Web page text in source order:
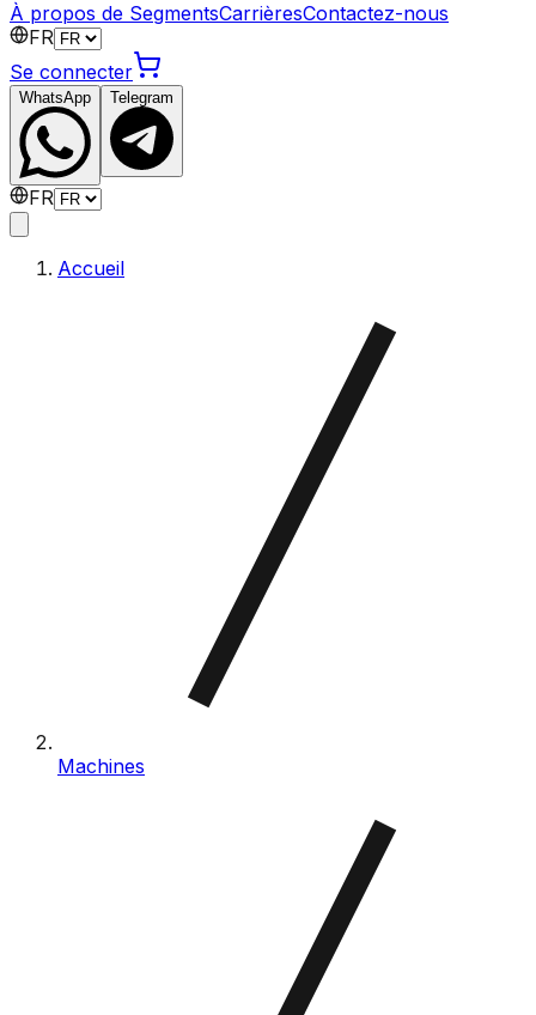
À propos de SegmentsCarrièresContactez-nous
FR
Se connecter
WhatsApp Telegram
FR
Accueil
Machines